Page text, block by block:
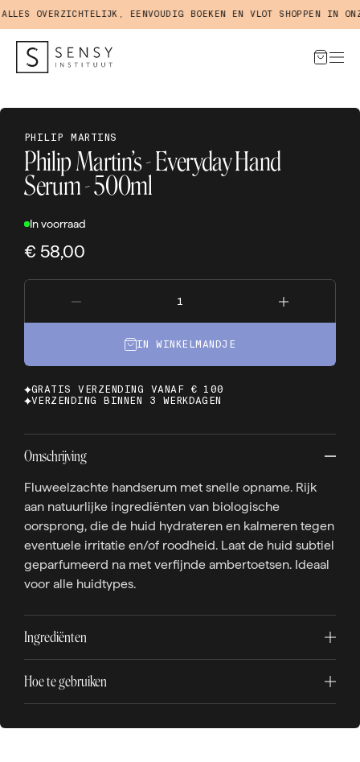
OVERZICHTELIJK, EENVOUDIG BOEKEN EN VLOT SHOPPEN IN ONZE
PHILIP MARTINS
Philip Martin’s - Everyday Hand
Serum - 500ml
In voorraad
€ 58,00
IN WINKELMANDJE
GRATIS VERZENDING VANAF € 100
VERZENDING BINNEN 3 WERKDAGEN
Omschrijving
Fluweelzachte handserum met snelle opname. Rijk
aan natuurlijke ingrediënten van biologische
oorsprong, die de huid hydrateren en kalmeren tegen
eventuele irritatie en/of roodheid. Laat de huid subtiel
geparfumeerd na met verfijnde ambertoetsen. Ideaal
voor alle huidtypes.
Ingrediënten
Hoe te gebruiken